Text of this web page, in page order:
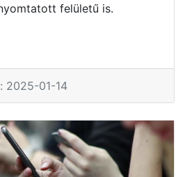
felületű is.
2025-01-14